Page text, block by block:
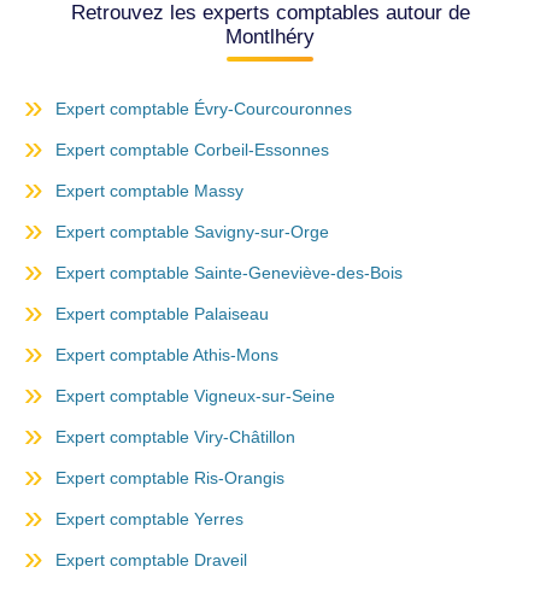
Retrouvez les experts comptables autour de
Montlhéry
Expert comptable Évry-Courcouronnes
Expert comptable Corbeil-Essonnes
Expert comptable Massy
Expert comptable Savigny-sur-Orge
Expert comptable Sainte-Geneviève-des-Bois
Expert comptable Palaiseau
Expert comptable Athis-Mons
Expert comptable Vigneux-sur-Seine
Expert comptable Viry-Châtillon
Expert comptable Ris-Orangis
Expert comptable Yerres
Expert comptable Draveil